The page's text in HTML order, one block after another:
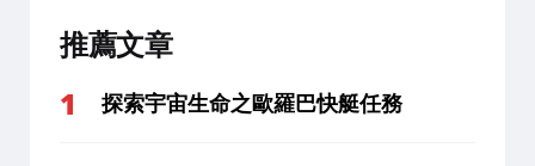
推薦文章
探索宇宙生命之歐羅巴快艇任務